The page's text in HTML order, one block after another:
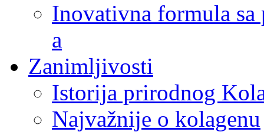
Inovativna formula
a
Zanimljivosti
Istorija prirodnog
Najvažnije o kolagenu